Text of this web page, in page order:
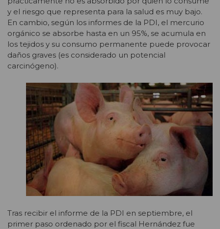
y el riesgo que representa para la salud es muy bajo.
En cambio, según los informes de la PDI, el mercurio
orgánico se absorbe hasta en un 95%, se acumula en
los tejidos y su consumo permanente puede provocar
daños graves (es considerado un potencial
carcinógeno).
Tras recibir el informe de la PDI en septiembre, el
primer paso ordenado por el fiscal Hernández fue